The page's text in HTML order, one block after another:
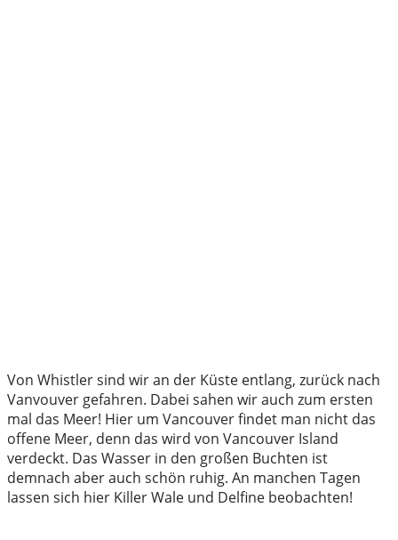
Von Whistler sind wir an der Küste entlang, zurück nach
Vanvouver gefahren. Dabei sahen wir auch zum ersten
mal das Meer! Hier um Vancouver findet man nicht das
offene Meer, denn das wird von Vancouver Island
verdeckt. Das Wasser in den großen Buchten ist
demnach aber auch schön ruhig. An manchen Tagen
lassen sich hier Killer Wale und Delfine beobachten!